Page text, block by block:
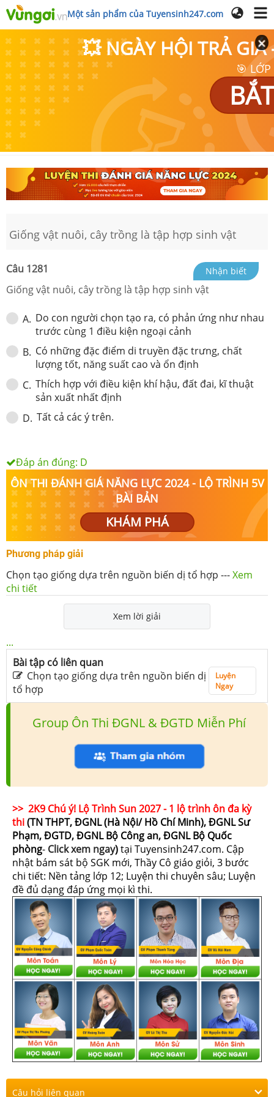
Một sản phẩm của Tuyensinh247.com
💥 NGÀY HỘI TRẢ GIÁ
🎯
Giống vật nuôi, cây trồng là tập hợp sinh vật
Câu 1281 Nhận biết
Giống vật nuôi, cây trồng là tập hợp sinh vật
A. Do con người chọn tạo ra, có phản ứng như nhau
trước cùng 1 điều kiện ngoại cảnh
B. Có những đặc điểm di truyền đặc trưng, chất
lượng tốt, năng suất cao và ổn định
C. Thích hợp với điều kiện khí hậu, đất đai, kĩ thuật
sản xuất nhất định
D. Tất cả các ý trên.
Đáp án đúng: D
ÔN THI ĐÁNH GIÁ NĂNG LỰC 2024 - LỘ TRÌNH 5V
BÀI BẢN
KHÁM PHÁ
Phương pháp giải
Chọn tạo giống dựa trên nguồn biến dị tổ hợp ---Xem
chi tiết
Xem lời giải
...
Bài tập có liên quan
Chọn tạo giống dựa trên nguồn biến dị
tổ hợp
Luyện
Ngay
Group Ôn Thi ĐGNL & ĐGTD Miễn Phí
>> 2K9 Chú ý! Lộ Trình Sun 2027 - 1 lộ trình ôn đa kỳ
thi(TN THPT, ĐGNL (Hà Nội/ Hồ Chí Minh), ĐGNL Sư
Phạm, ĐGTD, ĐGNL Bộ Công an, ĐGNL Bộ Quốc
phòng- Click xem ngay)tại Tuyensinh247.com. Cập
nhật bám sát bộ SGK mới, Thầy Cô giáo giỏi, 3 bước
chi tiết: Nền tảng lớp 12; Luyện thi chuyên sâu; Luyện
đề đủ dạng đáp ứng mọi kì thi.
Câu hỏi liên quan